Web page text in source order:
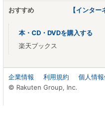
おすすめ 【インタ
本・CD・DVDを購入する
楽天ブックス
企業情報 利用規約 個人情
© Rakuten Group, Inc.